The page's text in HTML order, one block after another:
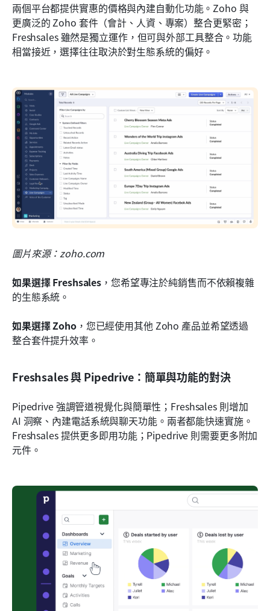
兩個平台都提供實惠的價格與內建自動化功能。Zoho 與
更廣泛的 Zoho 套件（會計、人資、專案）整合更緊密；
Freshsales 雖然是獨立運作，但可與外部工具整合。功能
相當接近，選擇往往取決於對生態系統的偏好。
圖片來源：zoho.com
如果選擇 Freshsales ，您希望專注於純銷售而不依賴複雜
的生態系統。
如果選擇 Zoho，您已經使用其他 Zoho 產品並希望透過
整合套件提升效率。
Freshsales 與 Pipedrive：簡單與功能的對決
Pipedrive 強調管道視覺化與簡單性；Freshsales 則增加
AI 洞察、內建電話系統與聊天功能。兩者都能快速實施。
Freshsales 提供更多即用功能；Pipedrive 則需要更多附加
元件。